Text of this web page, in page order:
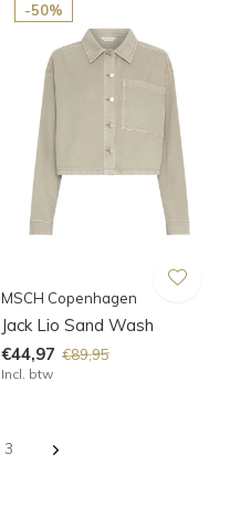
-50%
MSCH Copenhagen
Jack Lio Sand Wash
€44,97 €89,95
Incl. btw
3